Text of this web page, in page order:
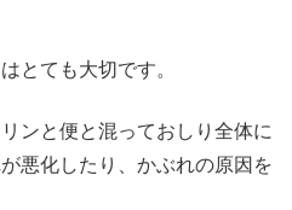
とても大切です。
ンと便と混っておしり全体に
悪化したり、かぶれの原因を